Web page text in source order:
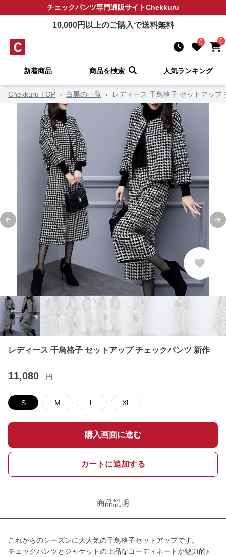
チェックパンツ専門通販サイトChekkuru
10,000円以上のご購入で送料無料
0 0
新着商品 商品を検索 人気ランキング
Chekkuru TOP › 白黒の一覧 › レディース 千鳥格子 セットアップ
Previous slide
レディース 千鳥格子 セットアップ チェックパンツ 新作
11,080 円
S M L XL
購入画面に進む
カートに追加する
商品説明
これからのシーズンに大人気の千鳥格子セットアップです。
チェックパンツとジャケットの上品なコーディネートが魅力的♪